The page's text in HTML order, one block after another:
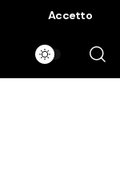
Accetto